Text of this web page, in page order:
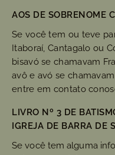
AOS DE SOBRENOME
Se você tem ou teve
Itaboraí, Cantagalo ou
bisavó se chamavam
avô e avó se
entre em contato
LIVRO Nº 3 DE
IGREJA DE BARRA DE
Se você tem alguma